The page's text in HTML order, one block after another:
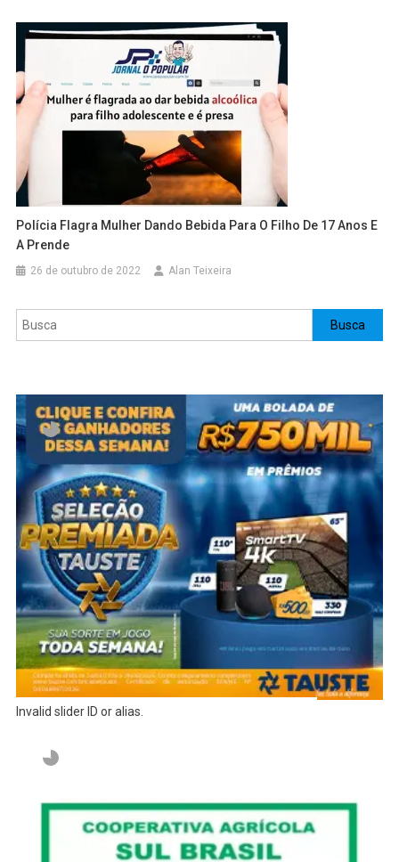
Polícia Flagra Mulher Dando Bebida Para O Filho De 17 Anos E
A Prende
26 de outubro de 2022 Alan Teixeira
Pesquisar Busca
Invalid slider ID or alias.